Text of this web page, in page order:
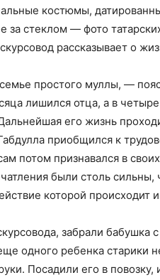
костюмы,
за стеклом — фото
рассказывает о
простого муллы, —
лишился отца, а в
его жизнь
приобщился к
потом признавался в
были столь сильны,
которой происходит
забрали
одного ребенка старики
Посадили его в повозку,